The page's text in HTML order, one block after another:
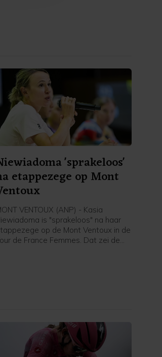
'sprakeloos'
etappezege op Mont
VENTOUX (ANP) - Kasia
is "sprakeloos" na haar
op de Mont Ventoux in de
de France Femmes. Dat zei de